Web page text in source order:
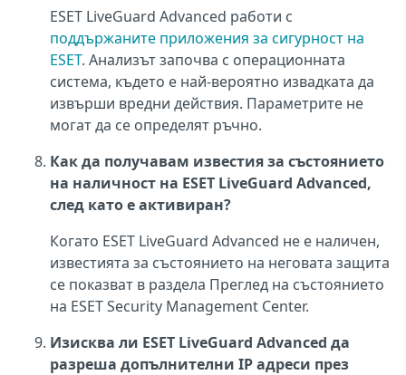
ESET LiveGuard Advanced работи с
поддържаните приложения за сигурност на
ESET. Анализът започва с операционната
система, където е най-вероятно извадката да
извърши вредни действия. Параметрите не
могат да се определят ръчно.
Как да получавам известия за състоянието
на наличност на ESET LiveGuard Advanced,
след като е активиран?
Когато ESET LiveGuard Advanced не е наличен,
известията за състоянието на неговата защита
се показват в раздела Преглед на състоянието
на ESET Security Management Center.
Изисква ли ESET LiveGuard Advanced да
разреша допълнителни IP адреси през